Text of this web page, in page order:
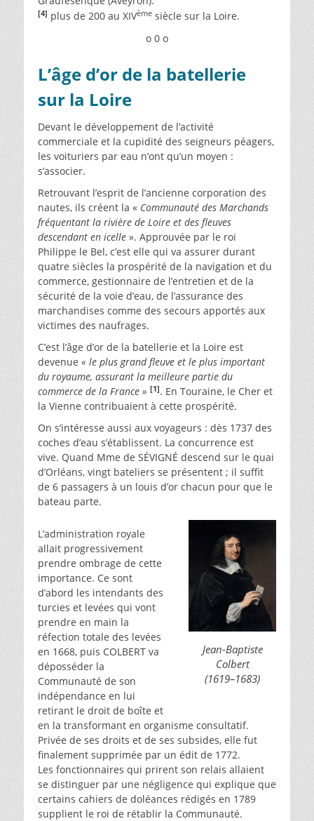
[4] plus de 200 au XIVème siècle sur la Loire.
o 0 o
L’âge d’or de la batellerie
sur la Loire
Devant le développement de l’activité
commerciale et la cupidité des seigneurs péagers,
les voituriers par eau n’ont qu’un moyen :
s’associer.
Retrouvant l’esprit de l’ancienne corporation des
nautes, ils créent la « Communauté des Marchands
fréquentant la rivière de Loire et des fleuves
descendant en icelle ». Approuvée par le roi
Philippe le Bel, c’est elle qui va assurer durant
quatre siècles la prospérité de la navigation et du
commerce, gestionnaire de l’entretien et de la
sécurité de la voie d’eau, de l’assurance des
marchandises comme des secours apportés aux
victimes des naufrages.
C’est l’âge d’or de la batellerie et la Loire est
devenue « le plus grand fleuve et le plus important
du royaume, assurant la meilleure partie du
commerce de la France » [1]. En Touraine, le Cher et
la Vienne contribuaient à cette prospérité.
On s’intéresse aussi aux voyageurs : dès 1737 des
coches d’eau s’établissent. La concurrence est
vive. Quand Mme de SÉVIGNÉ descend sur le quai
d’Orléans, vingt bateliers se présentent ; il suffit
de 6 passagers à un louis d’or chacun pour que le
bateau parte.
Jean-Baptiste
Colbert
(1619–1683)
L’administration royale
allait progressivement
prendre ombrage de cette
importance. Ce sont
d’abord les intendants des
turcies et levées qui vont
prendre en main la
réfection totale des levées
en 1668, puis COLBERT va
déposséder la
Communauté de son
indépendance en lui
retirant le droit de boîte et
en la transformant en organisme consultatif.
Privée de ses droits et de ses subsides, elle fut
finalement supprimée par un édit de 1772.
Les fonctionnaires qui prirent son relais allaient
se distinguer par une négligence qui explique que
certains cahiers de doléances rédigés en 1789
supplient le roi de rétablir la Communauté.